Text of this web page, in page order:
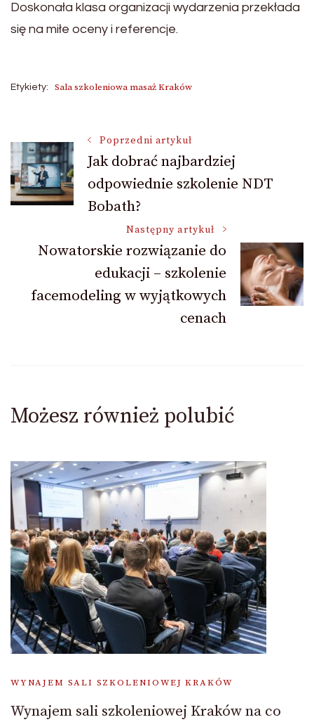
Doskonała klasa organizacji wydarzenia przekłada
się na miłe oceny i referencje.
Etykiety: Sala szkoleniowa masaż Kraków
Nawigacja
wpisu
Poprzedni artykuł
Jak dobrać najbardziej
odpowiednie szkolenie NDT
Bobath?
Następny artykuł
Nowatorskie rozwiązanie do
edukacji – szkolenie
facemodeling w wyjątkowych
cenach
Możesz również polubić
WYNAJEM SALI SZKOLENIOWEJ KRAKÓW
Wynajem sali szkoleniowej Kraków na co